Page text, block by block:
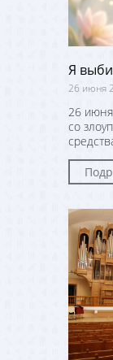
Я
26 июня
26
со